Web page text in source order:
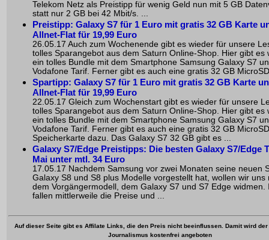
Telekom Netz als Preistipp für wenig Geld nun mit 5 GB
statt nur 2 GB bei 42 Mbit/s. ...
Preistipp: Galaxy S7 für 1 Euro mit gratis 32 GB Karte
Allnet-Flat für 19,99 Euro
26.05.17 Auch zum Wochenende gibt es wieder für unsere
tolles Sparangebot aus dem Saturn Online-Shop. Hier gibt es
ein tolles Bundle mit dem Smartphone Samsung Galaxy S7
Vodafone Tarif. Ferner gibt es auch eine gratis 32 GB
Spartipp: Galaxy S7 für 1 Euro mit gratis 32 GB Karte
Allnet-Flat für 19,99 Euro
22.05.17 Gleich zum Wochenstart gibt es wieder für unsere
tolles Sparangebot aus dem Saturn Online-Shop. Hier gibt es
ein tolles Bundle mit dem Smartphone Samsung Galaxy S7
Vodafone Tarif. Ferner gibt es auch eine gratis 32 GB MicroSD
Speicherkarte dazu. Das Galaxy S7 32 GB gibt es ...
Galaxy S7/Edge Preistipps: Die besten Galaxy S7/Edge
Mai unter mtl. 34 Euro
17.05.17 Nachdem Samsung vor zwei Monaten seine neuen
Galaxy S8 und S8 plus Modelle vorgestellt hat, wollen wir uns
dem Vorgängermodell, dem Galaxy S7 und S7 Edge widmen.
fallen mittlerweile die Preise und ...
Auf dieser Seite gibt es Affilate Links, die den Preis nicht beeinflussen. Damit wird
Journalismus kostenfrei angeboten